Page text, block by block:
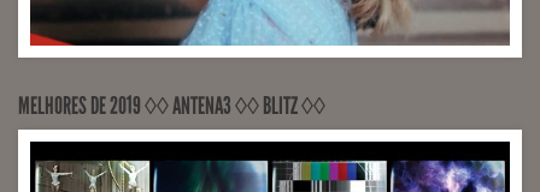
MELHORES DE 2019 ◊◊ ANTENA3 ◊◊ BLITZ ◊◊